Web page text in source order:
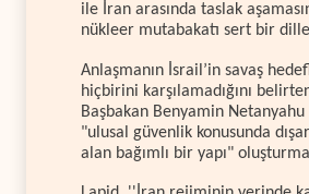
ile İran arasında taslak
nükleer mutabakatı sert bir
Anlaşmanın İsrail’in savaş
hiçbirini karşılamadığını
Başbakan Benyamin
"ulusal güvenlik konusunda
alan bağımlı bir yapı"